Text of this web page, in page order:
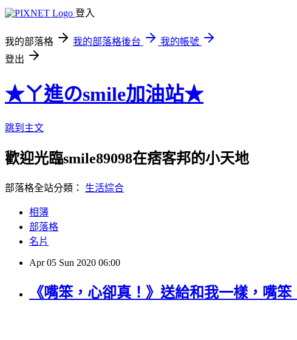
登入
我的部落格 我的部落格後台
我的帳號
登出
★ㄚ進のsmile加油站★
跳到主文
歡迎光臨smile89098在痞客邦的小天地
部落格全站分類： 生活綜合
相簿
部落格
名片
Apr 05 Sun 2020 06:00
《嘴笨，心卻真！》送給和我一樣，嘴